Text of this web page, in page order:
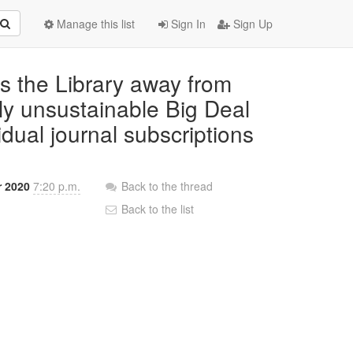
Sign In Sign Up
Manage this list
the Library away from
unsustainable Big Deal
journal subscriptions
2020 7:20 p.m.
Back to the thread
Back to the list